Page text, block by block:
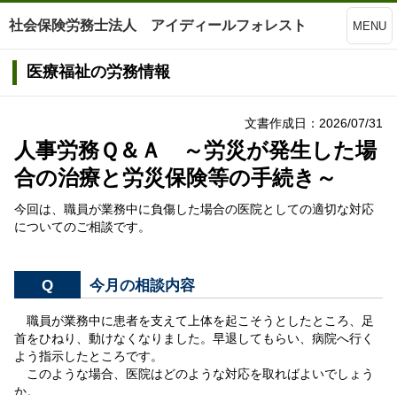
社会保険労務士法人 アイディールフォレスト MENU
医療福祉の労務情報
文書作成日：2026/07/31
人事労務Ｑ＆Ａ ～労災が発生した場
合の治療と労災保険等の手続き～
今回は、職員が業務中に負傷した場合の医院としての適切な対応
についてのご相談です。
Q 今月の相談内容
職員が業務中に患者を支えて上体を起こそうとしたところ、足
首をひねり、動けなくなりました。早退してもらい、病院へ行く
よう指示したところです。
このような場合、医院はどのような対応を取ればよいでしょう
か。